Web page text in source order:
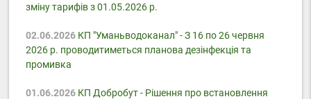
зміну тарифів з 01.05.2026 р.
02.06.2026КП "Уманьводоканал" - З 16 по 26 червня
2026 р. проводитиметься планова дезінфекція та
промивка
01.06.2026КП Добробут - Pішення про встановлення